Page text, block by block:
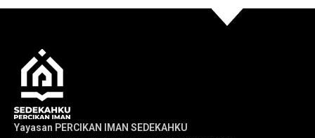
Yayasan PERCIKAN IMAN SEDEKAHKU